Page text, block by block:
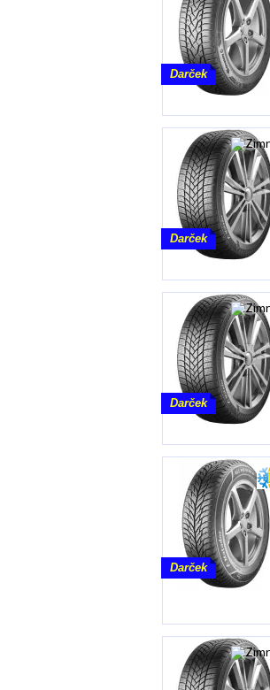
Darček
Darček
Darček
Darček